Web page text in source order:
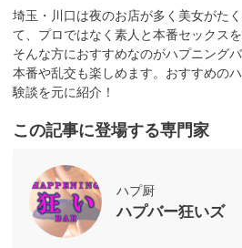
埼玉・川口は夜のお店が多く美女がた
て、プロではなく素人と本番セックス
そんな方におすすめなのがハプニング
本番や乱交も楽しめます。おすすめの
験談を元に紹介！
この記事に登場する専門家
ハプ厨
ハプバー狂いズ